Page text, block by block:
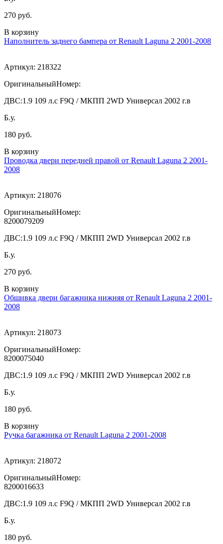
270 руб.
В корзину
Наполнитель заднего бампера от Renault Laguna 2 2001-2008
Артикул: 218322
ОригинальныйНомер:
ДВС:1.9 109 л.с F9Q / МКПП 2WD Универсал 2002 г.в
Б.у.
180 руб.
В корзину
Проводка двери передней правой от Renault Laguna 2 2001-
2008
Артикул: 218076
ОригинальныйНомер:
8200079209
ДВС:1.9 109 л.с F9Q / МКПП 2WD Универсал 2002 г.в
Б.у.
270 руб.
В корзину
Обшивка двери багажника нижняя от Renault Laguna 2 2001-
2008
Артикул: 218073
ОригинальныйНомер:
8200075040
ДВС:1.9 109 л.с F9Q / МКПП 2WD Универсал 2002 г.в
Б.у.
180 руб.
В корзину
Ручка багажника от Renault Laguna 2 2001-2008
Артикул: 218072
ОригинальныйНомер:
8200016633
ДВС:1.9 109 л.с F9Q / МКПП 2WD Универсал 2002 г.в
Б.у.
180 руб.